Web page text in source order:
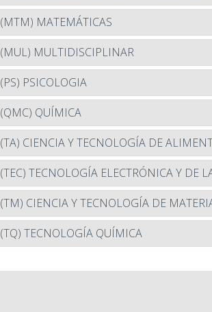
(MTM) MATEMÁTICAS
(MUL) MULTIDISCIPLINAR
(PS) PSICOLOGIA
(QMC) QUÍMICA
(TA) CIENCIA Y TECNOLOGÍA DE
(TEC) TECNOLOGÍA ELECTRÓNICA Y DE
(TM) CIENCIA Y TECNOLOGÍA DE
(TQ) TECNOLOGÍA QUÍMICA